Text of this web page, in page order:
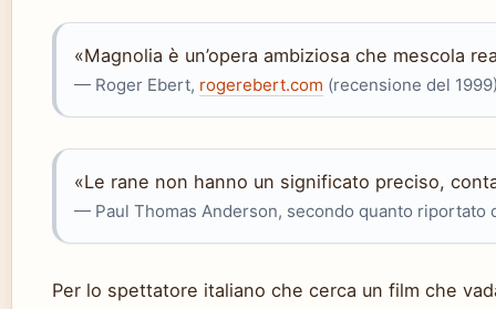
«Magnolia è un’opera ambiziosa che mescola
— Roger Ebert, rogerebert.com (recensione del
«Le rane non hanno un significato preciso,
— Paul Thomas Anderson, secondo quanto riportato
Per lo spettatore italiano che cerca un film che